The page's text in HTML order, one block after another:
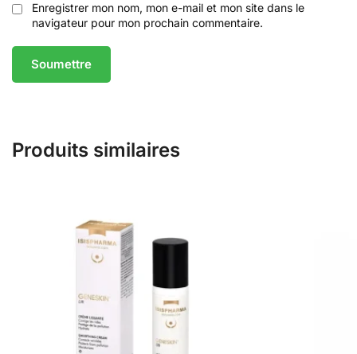
Enregistrer mon nom, mon e-mail et mon site dans le
navigateur pour mon prochain commentaire.
Produits similaires